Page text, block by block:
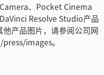
、Pocket Cinema
Resolve Studio产品
产品图片，请参阅公司网
images。